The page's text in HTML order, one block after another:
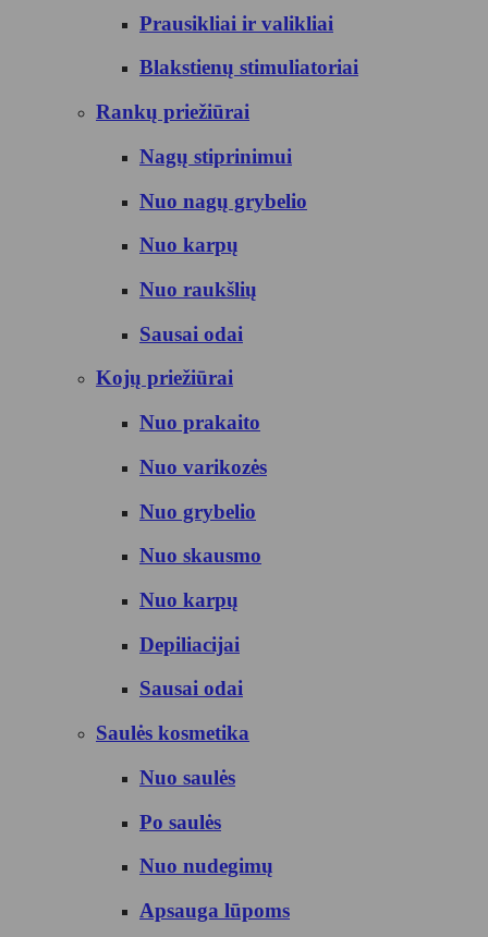
Prausikliai ir valikliai
Blakstienų stimuliatoriai
Rankų priežiūrai
Nagų stiprinimui
Nuo nagų grybelio
Nuo karpų
Nuo raukšlių
Sausai odai
Kojų priežiūrai
Nuo prakaito
Nuo varikozės
Nuo grybelio
Nuo skausmo
Nuo karpų
Depiliacijai
Sausai odai
Saulės kosmetika
Nuo saulės
Po saulės
Nuo nudegimų
Apsauga lūpoms